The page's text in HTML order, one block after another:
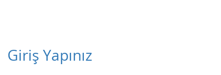
Giriş Yapınız